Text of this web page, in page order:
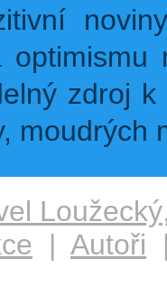
zdroj
moudrých
Loužecký
| Autoři